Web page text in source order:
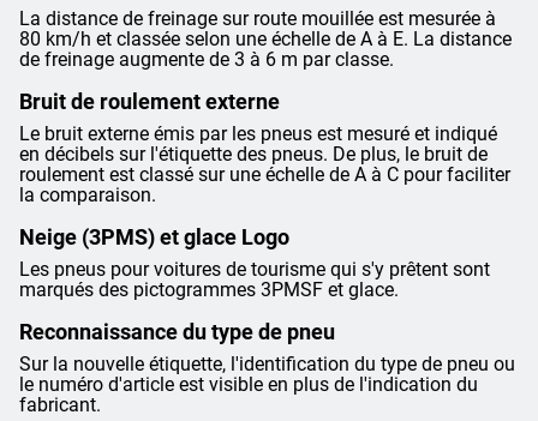
La distance de freinage sur route mouillée est mesurée à
80 km/h et classée selon une échelle de A à E. La distance
de freinage augmente de 3 à 6 m par classe.
Bruit de roulement externe
Le bruit externe émis par les pneus est mesuré et indiqué
en décibels sur l'étiquette des pneus. De plus, le bruit de
roulement est classé sur une échelle de A à C pour faciliter
la comparaison.
Neige (3PMS) et glace Logo
Les pneus pour voitures de tourisme qui s'y prêtent sont
marqués des pictogrammes 3PMSF et glace.
Reconnaissance du type de pneu
Sur la nouvelle étiquette, l'identification du type de pneu ou
le numéro d'article est visible en plus de l'indication du
fabricant.